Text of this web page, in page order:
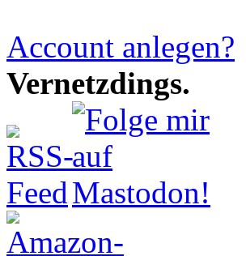
Account anlegen?
Vernetzdings.